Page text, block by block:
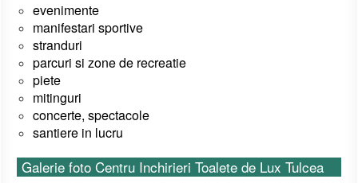
evenimente
manifestari sportive
stranduri
parcuri si zone de recreatie
piete
mitinguri
concerte, spectacole
santiere in lucru
Galerie foto Centru Inchirieri Toalete de Lux Tulcea